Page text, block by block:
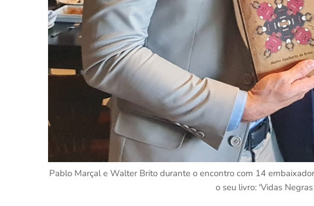
Pablo Marçal e Walter Brito durante o encontro com 14
o seu livro: 'Vidas